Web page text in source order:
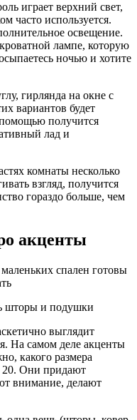
играет верхний свет,
часто используется.
освещение.
лампе, которую
ночью и хотите
гирлянда на окне с
вариантов будет
получится
лад и
комнаты несколько
взгляд, получится
гораздо больше, чем
акценты
шторы и подушки
выглядит
На самом деле акценты
какого размера
20. Они придают
внимание, делают